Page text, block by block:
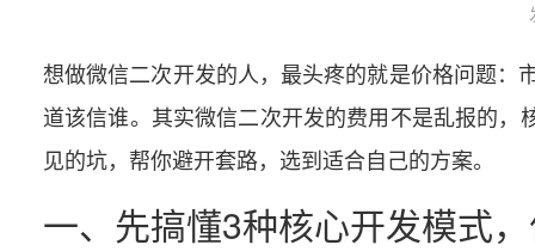
想做微信二次开发的人，最头疼的就是价格问题
道该信谁。其实微信二次开发的费用不是乱报的
见的坑，帮你避开套路，选到适合自己的方案。
一、先搞懂3种核心开发模式